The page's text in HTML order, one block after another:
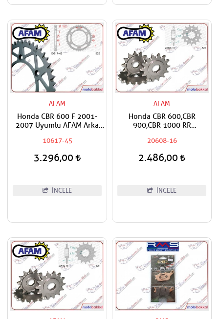
AFAM
Honda CBR 600 F 2001-
2007 Uyumlu AFAM Arka
10617-45
3.296,00
İNCELE
AFAM
Honda CBR 600,CBR
900,CBR 1000 RR
Uyumlu AFAM Ön Dişli
20608-16
2.486,00
İNCELE